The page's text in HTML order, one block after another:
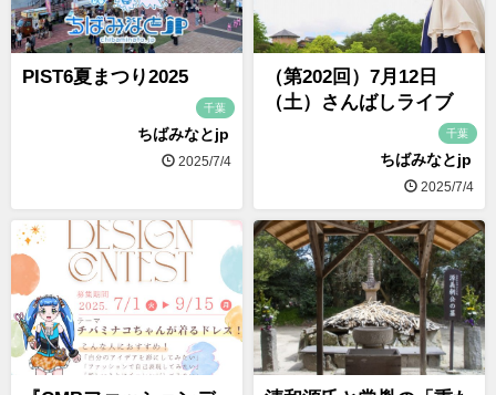
PIST6夏まつり2025
千葉
ちばみなとjp
2025/7/4
（第202回）7月12日
（土）さんばしライブ
千葉
ちばみなとjp
2025/7/4